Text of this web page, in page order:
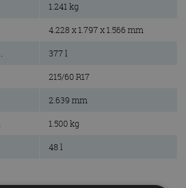
1.241 kg
4.228 x 1.797 x 1.566 mm
377 l
215/60 R17
2.639 mm
1.500 kg
48 l